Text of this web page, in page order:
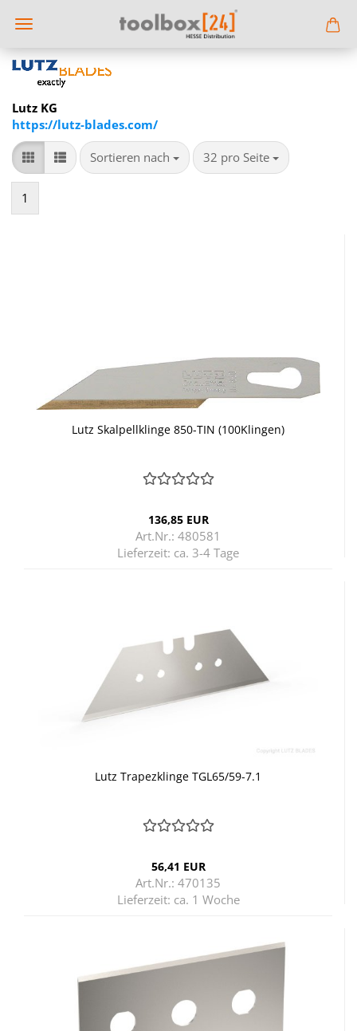
Lutz KG
https://lutz-blades.com/
Sortieren nach
Sortieren nach 32 pro Seite
pro Seite
1
Lutz Skal­pell­klin­ge 850-​TIN (100Klingen)
136,85 EUR
Art.Nr.: 480581
Lieferzeit: ca. 3-4 Tage
Lutz Tra­pez­klin­ge TGL65/59-7.1
56,41 EUR
Art.Nr.: 470135
Lieferzeit: ca. 1 Woche